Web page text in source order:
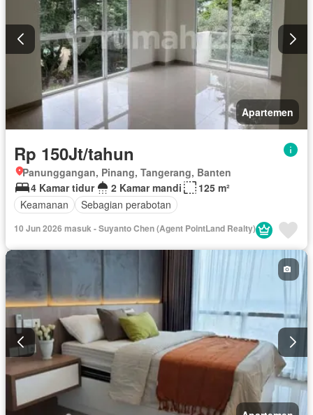
Apartemen
Rp 150Jt/tahun
Panunggangan, Pinang, Tangerang, Banten
4 Kamar tidur
2 Kamar mandi
125 m²
Keamanan
Sebagian perabotan
10 Jun 2026 masuk - Suyanto Chen (Agent PointLand Realty)